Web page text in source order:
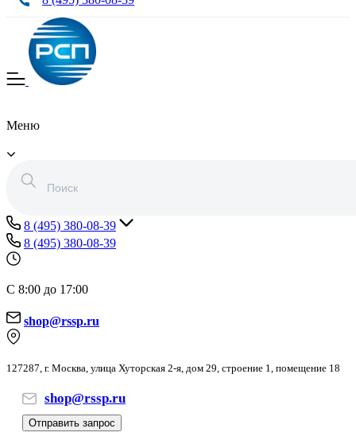
Меню
8 (495) 380-08-39
8 (495) 380-08-39
С 8:00 до 17:00
shop@rssp.ru
127287, г. Москва, улица Хуторская 2-я, дом 29, строение 1, помещение 18
shop@rssp.ru
Отправить запрос